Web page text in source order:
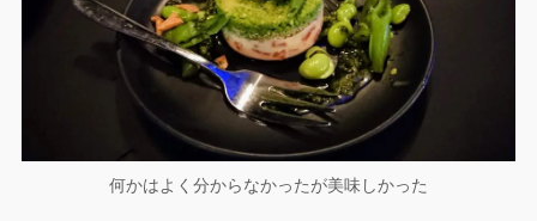
何かはよく分からなかったが美味しかった